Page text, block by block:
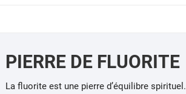
PIERRE DE FLUORITE
La fluoriteest une pierre d’équilibre spirituel.